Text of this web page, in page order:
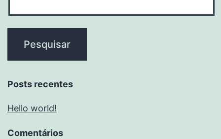
Posts recentes
Hello world!
Comentários